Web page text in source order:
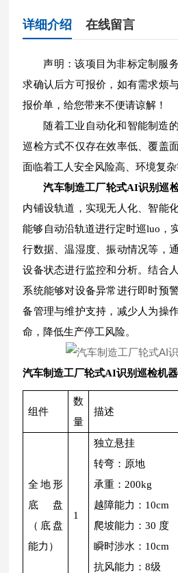
详细介绍 在线留言
声明：该项目为非标定制服
求确认后方可报价，如有需求烦
报价单，给您带来不便请谅解！
随着工业自动化和智能制造
巡检方式不仅存在效率低、覆盖
面临着工人安全风险高、环境复杂
汽车制造工厂轮式AI识别巡
内铺设轨道，实现无人化、智能
能够自动沿轨道进行定时巡luo，
行数据、温湿度、振动情况等，
设备状态进行监控和分析。结合
系统能够对设备异常进行即时预
备管理与维护支持，减少人为操
命，降低生产停工风险。
汽车制造工厂轮式AI识别巡检机
组件
数
量
描述
全地形
底盘
（底盘
能力）
1
独立悬挂
转弯：原地
承重：200kg
越障能力：10cm
爬坡能力：30 度
瞬时涉水：10cm
抗风能力：8级